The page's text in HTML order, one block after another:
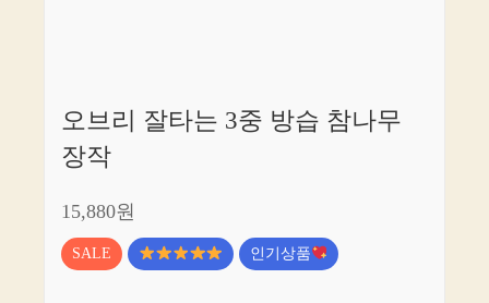
오브리 잘타는 3중 방습 참나무
장작
15,880원
SALE 인기상품